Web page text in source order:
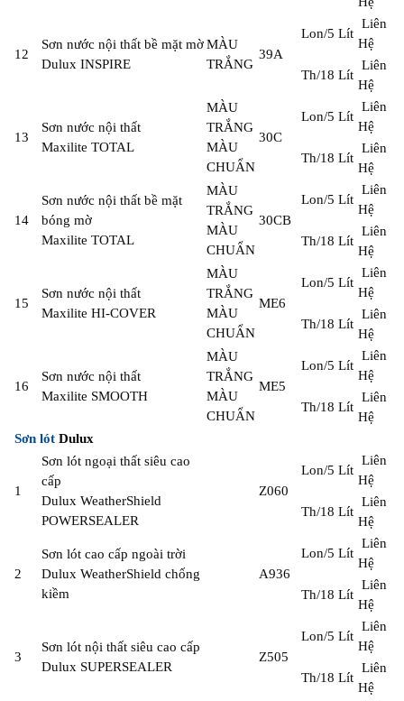
12
Sơn nước nội thất bề mặt mờ
Dulux INSPIRE
MÀU
TRẮNG
39A
Lon/5 Lít
Liên
Hệ
Th/18 Lít
Liên
Hệ
13
Sơn nước nội thất
Maxilite TOTAL
MÀU
TRẮNG
MÀU
CHUẨN
30C
Lon/5 Lít
Liên
Hệ
Th/18 Lít
Liên
Hệ
14
Sơn nước nội thất bề mặt
bóng mờ
Maxilite TOTAL
MÀU
TRẮNG
MÀU
CHUẨN
30CB
Lon/5 Lít
Liên
Hệ
Th/18 Lít
Liên
Hệ
15
Sơn nước nội thất
Maxilite HI-COVER
MÀU
TRẮNG
MÀU
CHUẨN
ME6
Lon/5 Lít
Liên
Hệ
Th/18 Lít
Liên
Hệ
16
Sơn nước nội thất
Maxilite SMOOTH
MÀU
TRẮNG
MÀU
CHUẨN
ME5
Lon/5 Lít
Liên
Hệ
Th/18 Lít
Liên
Hệ
Sơn lót Dulux
1
Sơn lót ngoại thất siêu cao
cấp
Dulux WeatherShield
POWERSEALER
Z060
Lon/5 Lít
Liên
Hệ
Th/18 Lít
Liên
Hệ
2
Sơn lót cao cấp ngoài trời
Dulux WeatherShield chống
kiềm
A936
Lon/5 Lít
Liên
Hệ
Th/18 Lít
Liên
Hệ
3
Sơn lót nội thất siêu cao cấp
Dulux SUPERSEALER
Z505
Lon/5 Lít
Liên
Hệ
Th/18 Lít
Liên
Hệ